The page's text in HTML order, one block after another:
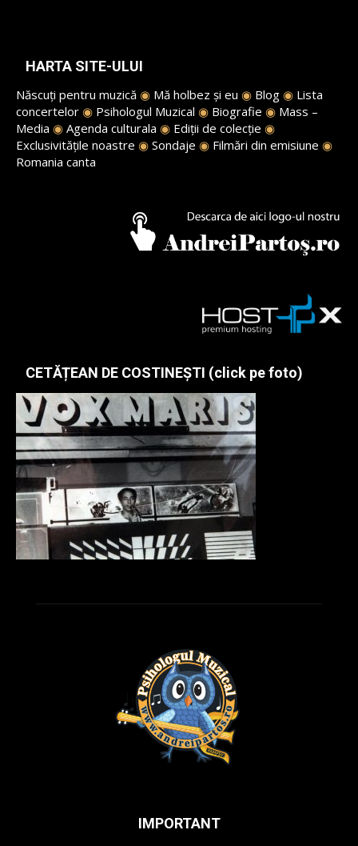
HARTA SITE-ULUI
Născuți pentru muzică ◉ Mă holbez și eu ◉ Blog ◉ Lista
concertelor ◉ Psihologul Muzical ◉ Biografie ◉ Mass –
Media ◉ Agenda culturala ◉ Ediții de colecție ◉
Exclusivitățile noastre ◉ Sondaje ◉ Filmări din emisiune ◉
Romania canta
CETĂȚEAN DE COSTINEȘTI (click pe foto)
IMPORTANT